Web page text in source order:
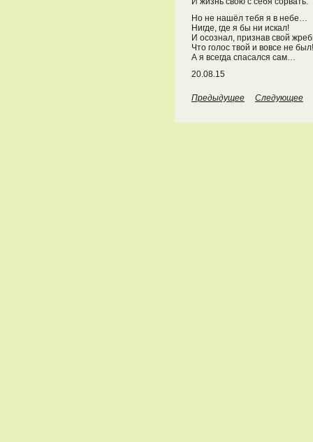
Но не нашёл тебя я в небе…
Нигде, где я бы ни искал!
И осознал, признав свой
Что голос твой и вовсе не был!
А я всегда спасался сам…
20.08.15
Предыдущее Следующее